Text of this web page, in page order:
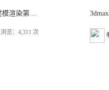
C4D+OC麦克风电商产品建模渲染第二季
浏览：4,311 次